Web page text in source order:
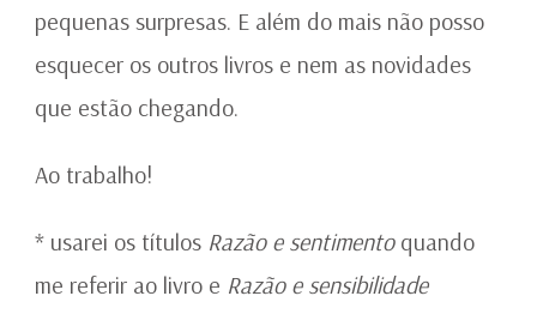
pequenas surpresas. E além do mais não posso
esquecer os outros livros e nem as novidades
que estão chegando.
Ao trabalho!
* usarei os títulos Razão e sentimentoquando
me referir ao livro e Razão e sensibilidade